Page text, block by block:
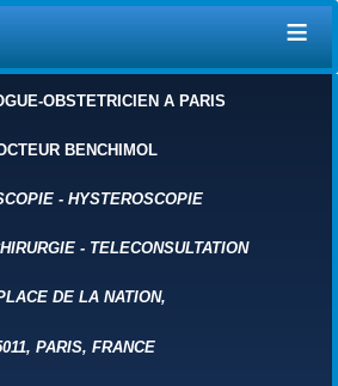
≡
OBSTETRICIEN A PARIS
BENCHIMOL
- HYSTEROSCOPIE
- TELECONSULTATION
DE LA NATION,
PARIS, FRANCE